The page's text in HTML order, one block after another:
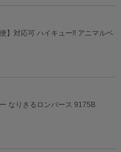
】対応可 ハイキュー!! アニマルベ
なりきるロンパース 9175B